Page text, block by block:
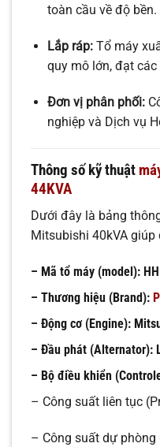
toàn cầu về độ bền.
Lắp ráp:Tổ máy
quy mô lớn, đạt các
Đơn vị phân phối:
nghiệp và Dịch vụ
Thông số kỹ thuật
44KVA
Dưới đây là bảng
Mitsubishi 40kVA
– Mã tổ máy (model):
– Thương hiệu (Brand):
– Động cơ (Engine):
– Đầu phát (Alternator):
– Bộ điều khiển
– Công suất liên tục
– Công suất dự phòng